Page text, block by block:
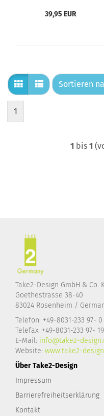
39,95 EUR
Sortieren
Sortieren
1
1 bis 1
Take2-Design GmbH & Co.
Goethestrasse 38-40
83024 Rosenheim /
Telefon: +49-8031-233 97- 0
Telefax: +49-8031-233 97- 19
E-Mail: info@take2-
Website: www.take2-
Über Take2-Design
Impressum
Barrierefreiheitserklärung
Kontakt